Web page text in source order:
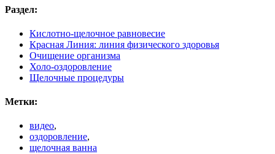
Раздел:
Кислотно-щелочное равновесие
Красная Линия: линия физического здоровья
Очищение организма
Холо-оздоровление
Щелочные процедуры
Метки:
видео,
оздоровление,
щелочная ванна